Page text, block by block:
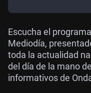
Escucha el
Mediodía,
toda la actualidad
del día de la mano
informativos de